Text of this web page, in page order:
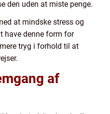
den uden at miste penge.
at mindske stress og
have denne form for
tryg i forhold til at
af